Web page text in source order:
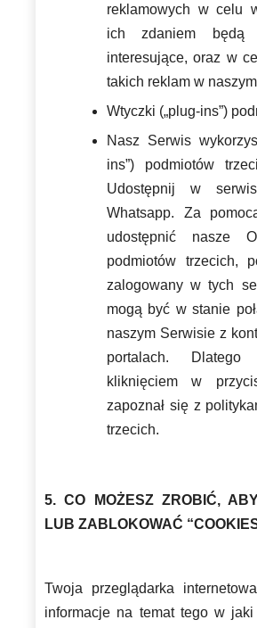
reklamowych w celu
ich zdaniem będą
interesujące, oraz w
takich reklam w
Wtyczki („plug-ins”)
Nasz Serwis
ins”) podmiotów
Udostępnij w
Whatsapp. Za
udostępnić nasze
podmiotów trzecich,
zalogowany w tych
mogą być w stanie
naszym Serwisie z
portalach.
kliknięciem w
zapoznał się z
trzecich.
5. CO MOŻESZ ZROBIĆ,
LUB ZABLOKOWAĆ
Twoja przeglądarka
informacje na temat tego w